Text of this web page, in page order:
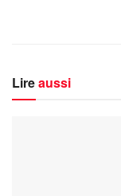
Lireaussi